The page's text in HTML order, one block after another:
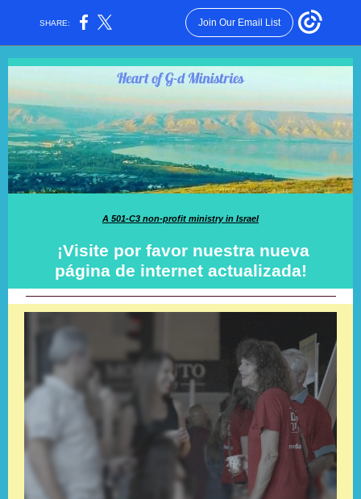
SHARE: Join Our Email List
A 501-C3 non-profit ministry in Israel
¡Visite por favor nuestra nueva
página de internet actualizada!